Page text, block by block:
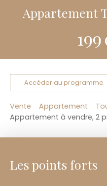
Appartement
199
Accéder au programme
Vente Appartement
Appartement à vendre, 2
Les points forts